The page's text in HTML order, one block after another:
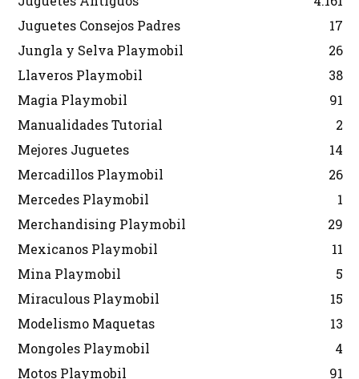
Juguetes Consejos Padres
17
Jungla y Selva Playmobil
26
Llaveros Playmobil
38
Magia Playmobil
91
Manualidades Tutorial
2
Mejores Juguetes
14
Mercadillos Playmobil
26
Mercedes Playmobil
1
Merchandising Playmobil
29
Mexicanos Playmobil
11
Mina Playmobil
5
Miraculous Playmobil
15
Modelismo Maquetas
13
Mongoles Playmobil
4
Motos Playmobil
91